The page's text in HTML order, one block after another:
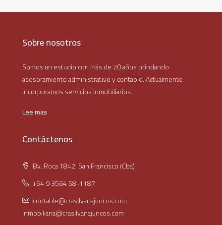
Sobre nosotros
Somos un estudio con más de 20 años brindando
asesoramiento administrativo y contable. Actualmente
incorporamos servicios inmobiliarios.
Lee mas
Contáctenos
Bv. Roca 1842, San Francisco (Cba)
+54 9 3564 58-1187
contable@crasilvanajuncos.com
inmobiliaria@crasilvanajuncos.com